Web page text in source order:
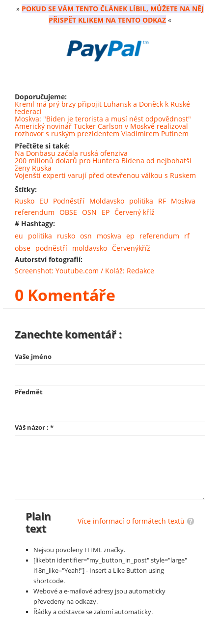
» POKUD SE VÁM TENTO ČLÁNEK LÍBIL, MŮŽETE NA NĚJ
PŘISPĚT KLIKEM NA TENTO ODKAZ «
Doporučujeme:
Kreml má prý brzy připojit Luhansk a Doněck k Ruské
federaci
Moskva: "Biden je terorista a musí nést odpovědnost"
Americký novinář Tucker Carlson v Moskvě realizoval
rozhovor s ruským prezidentem Vladimirem Putinem
Přečtěte si také:
Na Donbasu začala ruská ofenziva
200 milionů dolarů pro Huntera Bidena od nejbohatší
ženy Ruska
Vojenští experti varují před otevřenou válkou s Ruskem
Štítky:
Rusko EU Podněstří Moldavsko politika RF Moskva
referendum OBSE OSN EP Červený kříž
# Hashtagy:
eu
politika rusko osn moskva ep referendum
rf
obse podněstří moldavsko Červenýkříž
Autorství fotografií:
Screenshot: Youtube.com / Koláž: Redakce
0 Komentáře
Zanechte komentář :
Vaše jméno
Předmět
Váš názor : *
Více informací o formátech textů
Plain
text
Nejsou povoleny HTML značky.
[likebtn identifier="my_button_in_post" style="large"
i18n_like="Yeah!"] - Insert a Like Button using
shortcode.
Webové a e-mailové adresy jsou automaticky
převedeny na odkazy.
Řádky a odstavce se zalomí automaticky.